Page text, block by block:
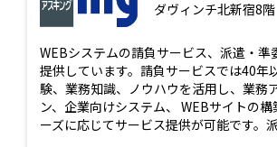
ダヴィンチ北新宿8階
WEBシステムの請負サービス、派遣・準
提供しています。請負サービスでは40年
験、業務知識、ノウハウを活用し、業務
ン、企業向けシステム、 WEBサイトの
ーズに応じてサービス提供が可能です。